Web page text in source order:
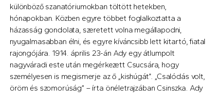
különböző szanatóriumokban töltött hetekben,
hónapokban. Közben egyre többet foglalkoztatta a
házasság gondolata, szeretett volna megállapodni,
nyugalmasabban élni, és egyre kíváncsibb lett kitartó, fiatal
rajongójára. 1914. április 23-án Ady egy átlumpolt
nagyváradi este után megérkezett Csucsára, hogy
személyesen is megismerje az ő „kishúgát”. „Csalódás volt,
öröm és szomorúság” – írta önéletrajzában Csinszka. Ady